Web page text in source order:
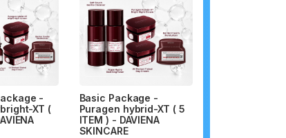
-
XT (
Basic Package -
Puragen hybrid-XT ( 5
ITEM ) - DAVIENA
SKINCARE